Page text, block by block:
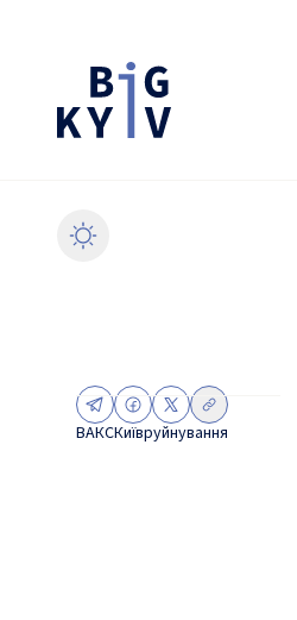
ВАКСКиївруйнування